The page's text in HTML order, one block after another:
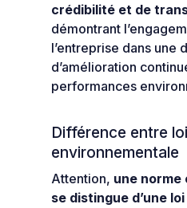
crédibilité et de
démontrant
l’entreprise dans une
d’amélioration
performances
Différence entre
environnementale
Attention, une
se distingue d’une